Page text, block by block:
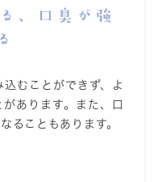
、口臭が強
むことができず、よ
あります。また、口
ることもあります。